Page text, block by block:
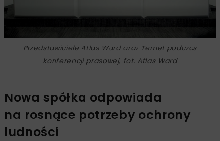
Przedstawiciele Atlas Ward oraz Temet podczas
konferencji prasowej, fot. Atlas Ward
Nowa spółka odpowiada
na rosnące potrzeby ochrony
ludności